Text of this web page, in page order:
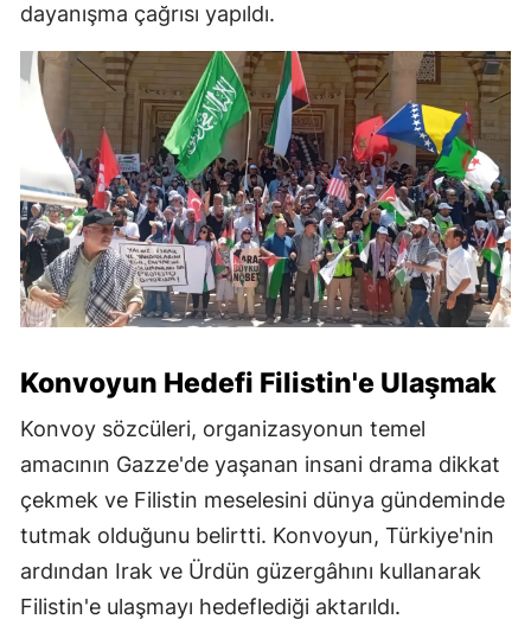
dayanışma çağrısı yapıldı.
Konvoyun Hedefi Filistin'e Ulaşmak
Konvoy sözcüleri, organizasyonun temel
amacının Gazze'de yaşanan insani drama dikkat
çekmek ve Filistin meselesini dünya gündeminde
tutmak olduğunu belirtti. Konvoyun, Türkiye'nin
ardından Irak ve Ürdün güzergâhını kullanarak
Filistin'e ulaşmayı hedeflediği aktarıldı.